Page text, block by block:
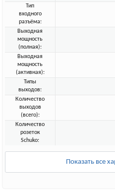
Тип
входного
разъёма:
Выходная
мощность
(полная):
Выходная
мощность
(активная):
Типы
выходов:
Количество
выходов
(всего):
Количество
розеток
Schuko:
Показать все